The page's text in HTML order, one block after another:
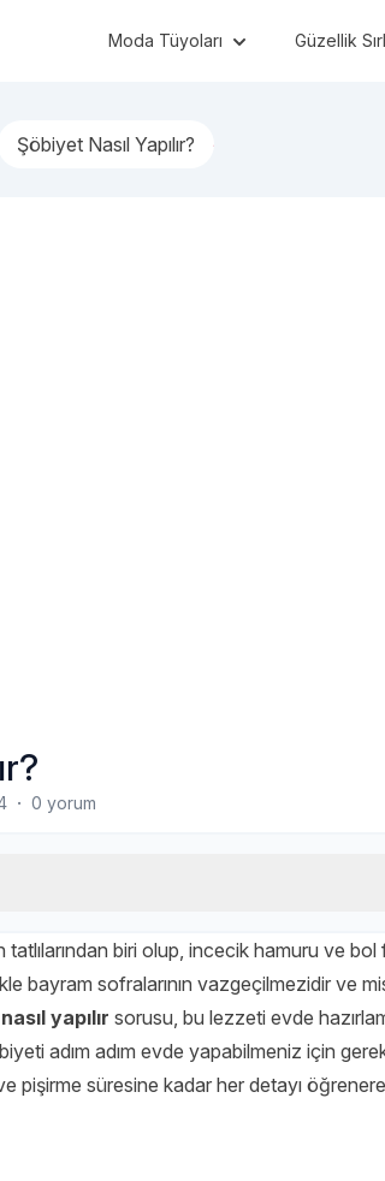
Moda Tüyoları Güzellik
Şöbiyet Nasıl Yapılır?
· 0 yorum
biri olup, incecik hamuru ve bol
bayram sofralarının vazgeçilmezidir ve
yapılır sorusu, bu lezzeti evde
adım adım evde yapabilmeniz için
pişirme süresine kadar her detayı